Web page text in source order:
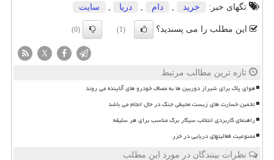
تگهای خبر:
خرید دام دریا سایت
این مطلب را می پسندید؟ (1)
(0)
X
تازه ترین مطالب مرتبط
هوای پاک برای شیراز دوربین ها به مصاف خودرو های آلاینده می روند
تخمین خسارت های زیست محیطی جنگ در حال انجام می باشد
راهنمای کاربردی انتخاب سیگار برگ مناسب برای هر سلیقه
ممنوعیت فعالیتهای دریایی در خزر
نظرات بینندگان در مورد این مطلب